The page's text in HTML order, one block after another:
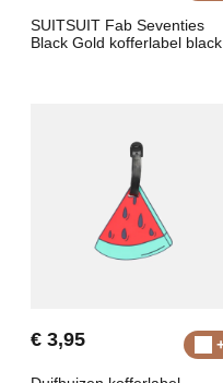
SUITSUIT Fab Seventies
Black Gold kofferlabel black
€ 3,95